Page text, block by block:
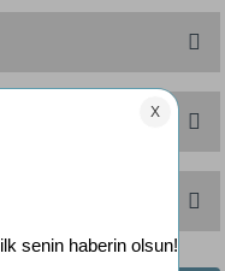
tarafımıza